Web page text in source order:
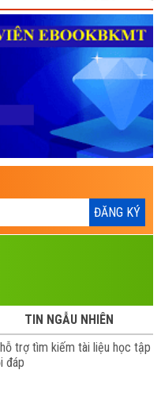
TIN NGẪU NHIÊN
trợ tìm kiếm tài liệu học tập
đáp